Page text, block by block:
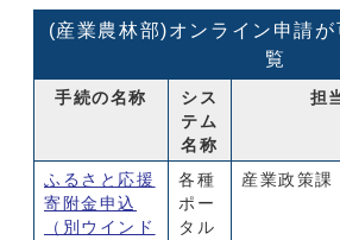
(産業農林部)オンライン申請
覧
手続の名称
シス
テム
名称
担
ふるさと応援
寄附金申込
（別ウインド
各種
ポー
タル
産業政策課